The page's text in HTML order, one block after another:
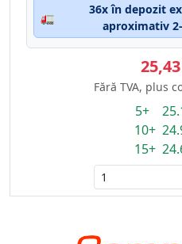
🚛
36x în depozit
aproximativ
Fără TVA, plus
5+
10+
15+